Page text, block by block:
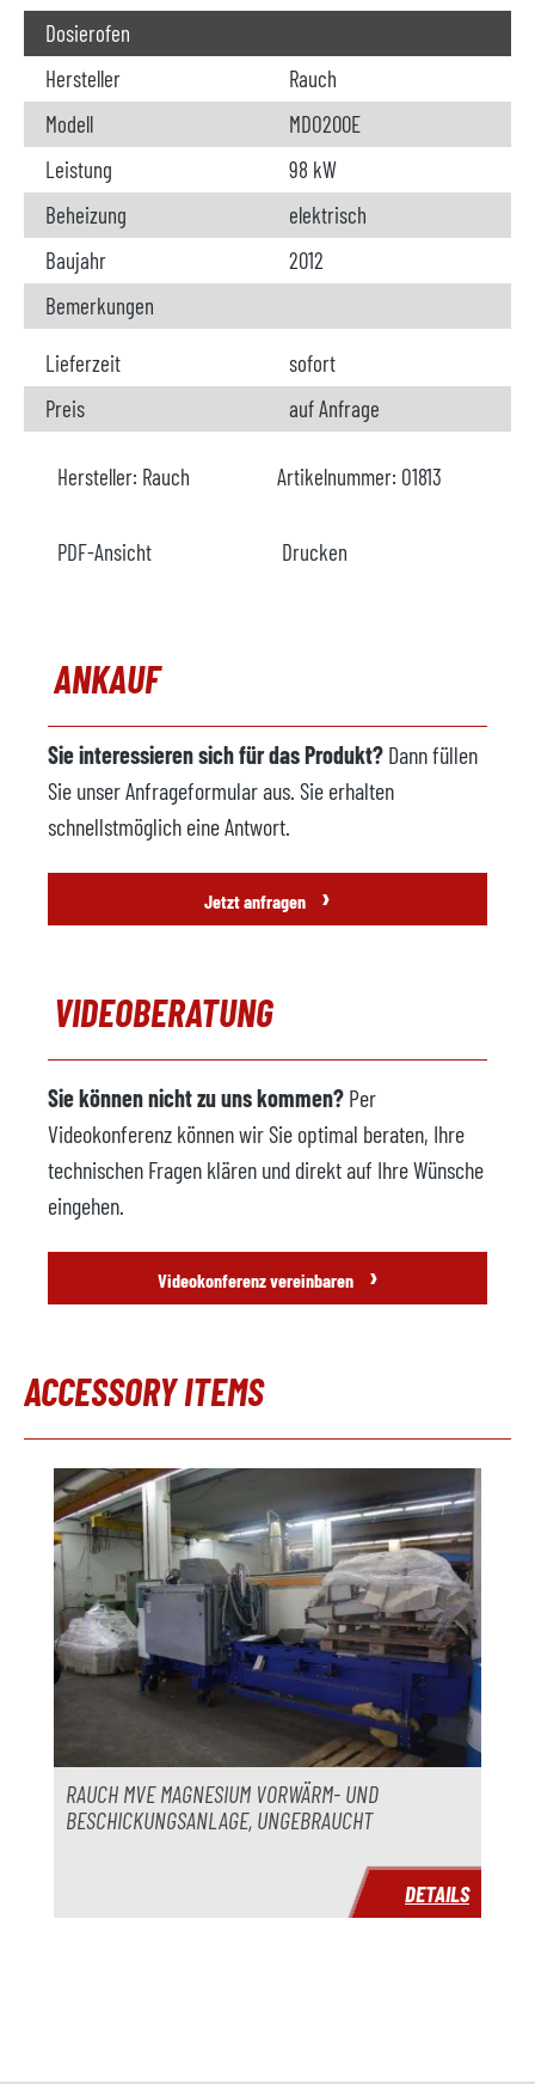
Dosierofen
Hersteller
Rauch
Modell
MDO200E
Leistung
98 kW
Beheizung
elektrisch
Baujahr
2012
Bemerkungen
Lieferzeit
sofort
Preis
auf Anfrage
Hersteller: Rauch Artikelnummer: O1813
PDF-Ansicht Drucken
ANKAUF
Sie interessieren sich für das Produkt? Dann füllen
Sie unser Anfrageformular aus. Sie erhalten
schnellstmöglich eine Antwort.
Jetzt anfragen ›
VIDEOBERATUNG
Sie können nicht zu uns kommen? Per
Videokonferenz können wir Sie optimal beraten, Ihre
technischen Fragen klären und direkt auf Ihre Wünsche
eingehen.
Videokonferenz vereinbaren ›
ACCESSORY ITEMS
RAUCH MVE MAGNESIUM VORWÄRM- UND
BESCHICKUNGSANLAGE, UNGEBRAUCHT
DETAILS